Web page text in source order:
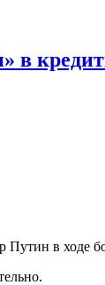
в
Путин в ходе